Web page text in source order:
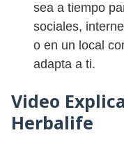
sea a tiempo
sociales,
o en un local
adapta a ti.
Video
Herbalife